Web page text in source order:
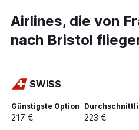
Flüge von Frankfurt am Main
Flüge von Frankfurt Hahn
Flüge von Frankfurt am Main
Flüge von Frankfurt Hahn
Flüge von Frankfurt Hahn
Flüge von Frankfurt am Main
Airlines, die von
nach Bristol
SWISS
Günstigste Option
217 € 223 €